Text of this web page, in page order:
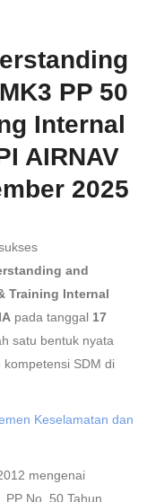
PP 50
Internal
AIRNAV
2025
and
Training Internal
pada tanggal 17
satu bentuk nyata
SDM di
Keselamatan dan
mengenai
PP No. 50 Tahun